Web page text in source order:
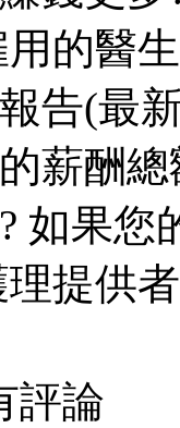
的醫
告(最
薪酬
如果您
提供
評論